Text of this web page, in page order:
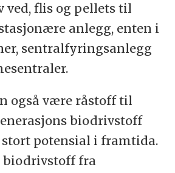
ved, flis og pellets til
anlegg, enten i
sentralfyringsanlegg
også være råstoff til
biodrivstoff
stort potensial i framtida.
biodrivstoff fra